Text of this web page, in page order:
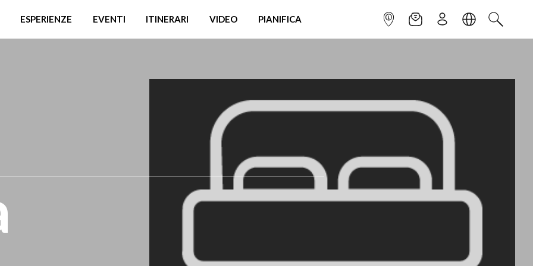
ESPERIENZE EVENTI ITINERARI VIDEO PIANIFICA INFOPOINTNEWSLETTER
ISCRIVITILINGUACERCA